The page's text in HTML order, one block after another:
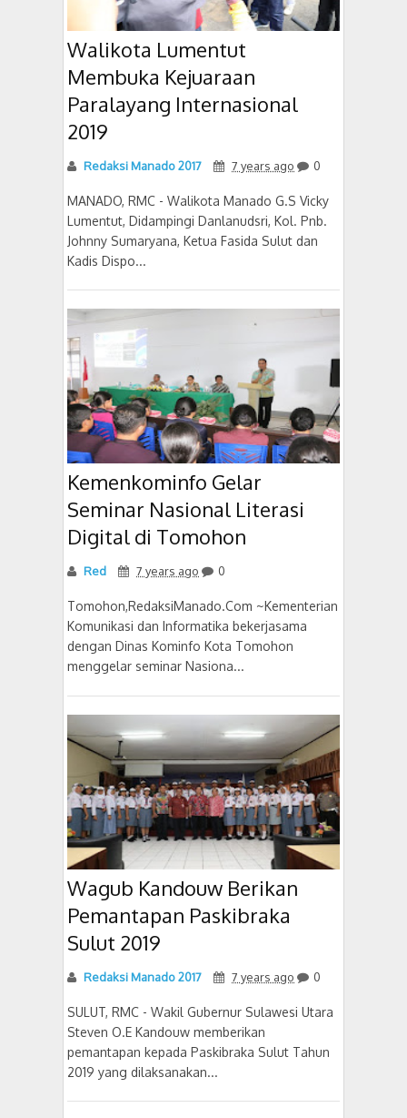
Walikota Lumentut
Membuka Kejuaraan
Paralayang Internasional
2019
Redaksi Manado 2017 7 years ago 0
MANADO, RMC - Walikota Manado G.S Vicky
Lumentut, Didampingi Danlanudsri, Kol. Pnb.
Johnny Sumaryana, Ketua Fasida Sulut dan
Kadis Dispo...
Kemenkominfo Gelar
Seminar Nasional Literasi
Digital di Tomohon
Red 7 years ago 0
Tomohon,RedaksiManado.Com ~Kementerian
Komunikasi dan Informatika bekerjasama
dengan Dinas Kominfo Kota Tomohon
menggelar seminar Nasiona...
Wagub Kandouw Berikan
Pemantapan Paskibraka
Sulut 2019
Redaksi Manado 2017 7 years ago 0
SULUT, RMC - Wakil Gubernur Sulawesi Utara
Steven O.E Kandouw memberikan
pemantapan kepada Paskibraka Sulut Tahun
2019 yang dilaksanakan...